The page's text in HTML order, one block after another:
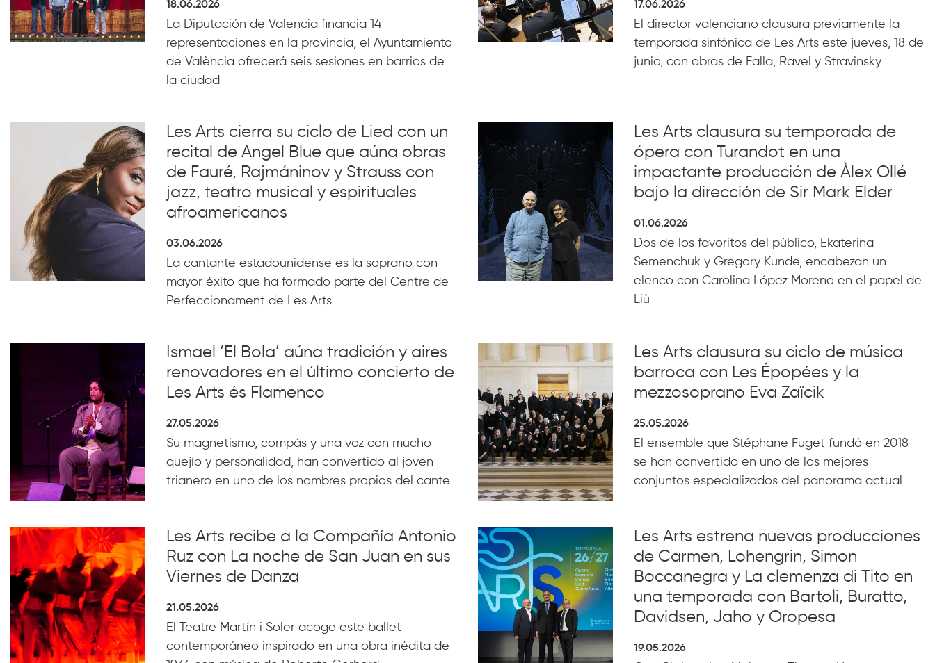
18.06.2026
La Diputación de Valencia financia 14
representaciones en la provincia, el Ayuntamiento
de València ofrecerá seis sesiones en barrios de
la ciudad
17.06.2026
El director valenciano clausura previamente la
temporada sinfónica de Les Arts este jueves, 18 de
junio, con obras de Falla, Ravel y Stravinsky
Les Arts cierra su ciclo de Lied con un
recital de Angel Blue que aúna obras
de Fauré, Rajmáninov y Strauss con
jazz, teatro musical y espirituales
afroamericanos
03.06.2026
La cantante estadounidense es la soprano con
mayor éxito que ha formado parte del Centre de
Perfeccionament de Les Arts
Les Arts clausura su temporada de
ópera con Turandot en una
impactante producción de Àlex Ollé
bajo la dirección de Sir Mark Elder
01.06.2026
Dos de los favoritos del público, Ekaterina
Semenchuk y Gregory Kunde, encabezan un
elenco con Carolina López Moreno en el papel de
Liù
Ismael ‘El Bola’ aúna tradición y aires
renovadores en el último concierto de
Les Arts és Flamenco
27.05.2026
Su magnetismo, compás y una voz con mucho
quejío y personalidad, han convertido al joven
trianero en uno de los nombres propios del cante
Les Arts clausura su ciclo de música
barroca con Les Épopées y la
mezzosoprano Eva Zaïcik
25.05.2026
El ensemble que Stéphane Fuget fundó en 2018
se han convertido en uno de los mejores
conjuntos especializados del panorama actual
Les Arts recibe a la Compañía Antonio
Ruz con La noche de San Juan en sus
Viernes de Danza
21.05.2026
El Teatre Martín i Soler acoge este ballet
contemporáneo inspirado en una obra inédita de
Les Arts estrena nuevas producciones
de Carmen, Lohengrin, Simon
Boccanegra y La clemenza di Tito en
una temporada con Bartoli, Buratto,
Davidsen, Jaho y Oropesa
19.05.2026